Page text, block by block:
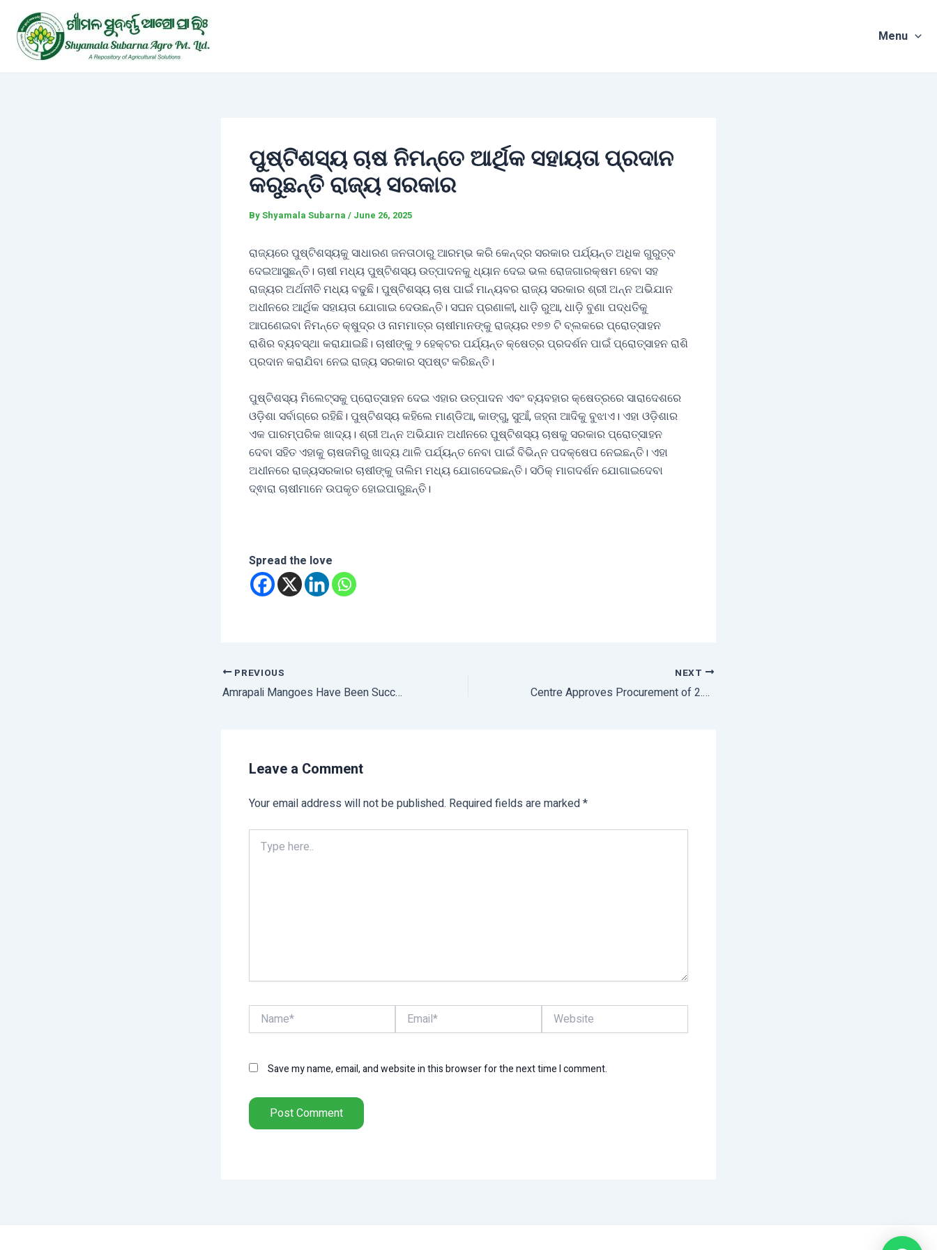
content
Menu
ପୁଷ୍ଟିଶସ୍ୟ ଚାଷ ନିମନ୍ତେ ଆର୍ଥିକ ସହାୟତା ପ୍ରଦାନ
କରୁଛନ୍ତି ରାଜ୍ୟ ସରକାର
ByShyamala Subarna / June 26, 2025
ରାଜ୍ୟରେ ପୁଷ୍ଟିଶସ୍ୟକୁ ସାଧାରଣ ଜନତାଠାରୁ ଆରମ୍ଭ କରି କେନ୍ଦ୍ର ସରକାର ପର୍ଯ୍ୟନ୍ତ ଅଧିକ ଗୁରୁତ୍ବ
ଦେଇଆସୁଛନ୍ତି। ଚାଷୀ ମଧ୍ୟ ପୁଷ୍ଟିଶସ୍ୟ ଉତ୍ପାଦନକୁ ଧ୍ୟାନ ଦେଇ ଭଲ ରୋଜଗାରକ୍ଷମ ହେବା ସହ
ରାଜ୍ୟର ଅର୍ଥନୀତି ମଧ୍ୟ ବଢୁଛି। ପୁଷ୍ଟିଶସ୍ୟ ଚାଷ ପାଇଁ ମାନ୍ୟବର ରାଜ୍ୟ ସରକାର ଶ୍ରୀ ଅନ୍ନ ଅଭିଯାନ
ଅଧୀନରେ ଆର୍ଥିକ ସହାୟତା ଯୋଗାଇ ଦେଉଛନ୍ତି। ସଘନ ପ୍ରଣାଳୀ, ଧାଡ଼ି ରୁଆ, ଧାଡ଼ି ବୁଣା ପଦ୍ଧତିକୁ
ଆପଣେଇବା ନିମନ୍ତେ କ୍ଷୁଦ୍ର ଓ ନାମମାତ୍ର ଚାଷୀମାନଙ୍କୁ ରାଜ୍ୟର ୧୭୭ ଟି ବ୍ଲକରେ ପ୍ରୋତ୍ସାହନ
ରାଶିର ବ୍ୟବସ୍ଥା କରାଯାଇଛି। ଚାଷୀଙ୍କୁ ୨ ହେକ୍ଟର ପର୍ଯ୍ୟନ୍ତ କ୍ଷେତ୍ର ପ୍ରଦର୍ଶନ ପାଇଁ ପ୍ରୋତ୍ସାହନ ରାଶି
ପ୍ରଦାନ କରାଯିବା ନେଇ ରାଜ୍ୟ ସରକାର ସ୍ପଷ୍ଟ କରିଛନ୍ତି।
ପୁଷ୍ଟିଶସ୍ୟ ମିଲେଟ୍ସକୁ ପ୍ରୋତ୍ସାହନ ଦେଇ ଏହାର ଉତ୍ପାଦନ ଏବଂ ବ୍ୟବହାର କ୍ଷେତ୍ରରେ ସାରାଦେଶରେ
ଓଡ଼ିଶା ସର୍ବାଗ୍ରେ ରହିଛି। ପୁଷ୍ଟିଶସ୍ୟ କହିଲେ ମାଣ୍ଡିଆ, କାଙ୍ଗୁ, ସୁଆଁ, ଜହ୍ନା ଆଦିକୁ ବୁଝାଏ। ଏହା ଓଡ଼ିଶାର
ଏକ ପାରମ୍ପରିକ ଖାଦ୍ୟ। ଶ୍ରୀ ଅନ୍ନ ଅଭିଯାନ ଅଧୀନରେ ପୁଷ୍ଟିଶସ୍ୟ ଚାଷକୁ ସରକାର ପ୍ରୋତ୍ସାହନ
ଦେବା ସହିତ ଏହାକୁ ଚାଷଜମିରୁ ଖାଦ୍ୟ ଥାଳି ପର୍ଯ୍ୟନ୍ତ ନେବା ପାଇଁ ବିଭିନ୍ନ ପଦକ୍ଷେପ ନେଇଛନ୍ତି। ଏହା
ଅଧୀନରେ ରାଜ୍ୟସରକାର ଚାଷୀଙ୍କୁ ତାଲିମ ମଧ୍ୟ ଯୋଗଦେଇଛନ୍ତି। ସଠିକ୍ ମାଗଦର୍ଶନ ଯୋଗାଇଦେବା
ଦ୍ଵାରା ଚାଷୀମାନେ ଉପକୃତ ହୋଇପାରୁଛନ୍ତି।
Spread the love
PREVIOUS
Amrapali Mangoes Have Been Successfully Exported to France
NEXT
Centre Approves Procurement of 2.5 Lakh Tonnes of Mangoes From Karnataka
Leave a Comment
Your email address will not be published. Required fields are marked*
here..
Name* Email* Website
Save my name, email, and website in this browser for the next time I comment.